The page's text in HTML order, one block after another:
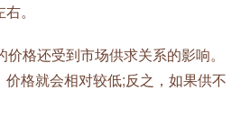
。
格还受到市场供求关系的影响。
格就会相对较低;反之，如果供不